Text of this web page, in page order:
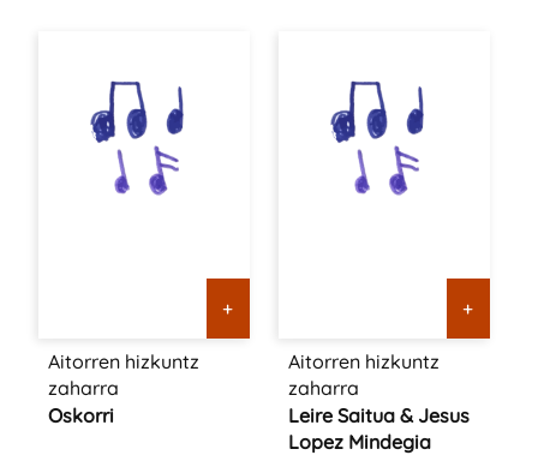
+
Aitorren hizkuntz
zaharra
Oskorri
+
Aitorren hizkuntz
zaharra
Leire Saitua & Jesus
Lopez Mindegia